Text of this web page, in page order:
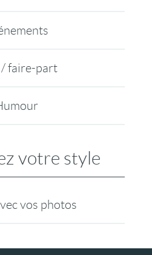
faire-part
votre style
vos photos